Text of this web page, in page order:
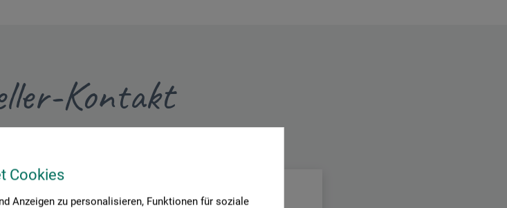
Cookies
Anzeigen zu personalisieren, Funktionen für soziale
Kontakt